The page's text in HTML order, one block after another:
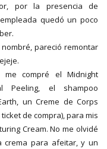
por la presencia de
quedó un poco
pareció remontar
me compré el Midnight
Peeling, el shampoo
un Creme de Corps
de compra), para mis
Cream. No me olvidé
crema para afeitar, y un